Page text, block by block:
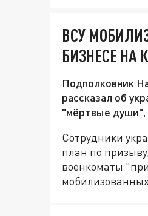
ВСУ
БИЗНЕСЕ НА
Подполковник
рассказал об
"мёртвые души",
Сотрудники
план по
военкоматы